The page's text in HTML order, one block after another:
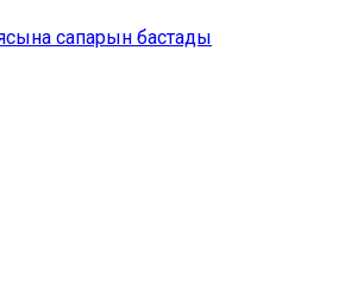
сапарын бастады